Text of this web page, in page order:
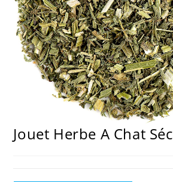
Jouet Herbe A Chat